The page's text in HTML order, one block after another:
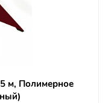
м, Полимерное